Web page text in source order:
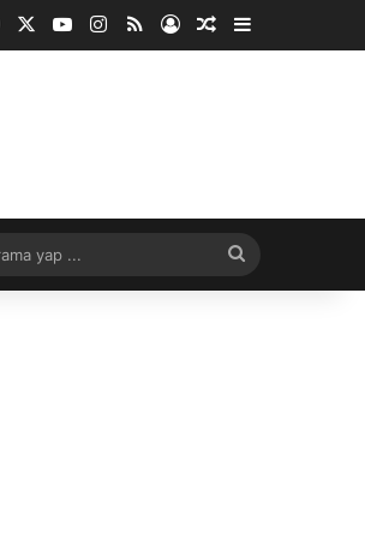
Facebook YouTubeInstagram
RSS Kayıt OlRastgele Makale
değiştir
yap